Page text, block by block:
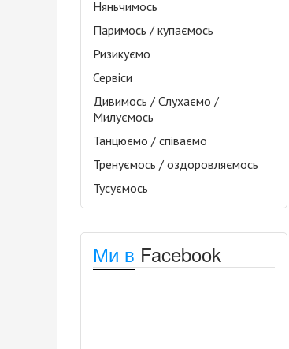
Няньчимось
Паримось / купаємось
Ризикуємо
Сервіси
Дивимось / Слухаємо /
Милуємось
Танцюємо / співаємо
Тренуємось / оздоровляємось
Тусуємось
Ми в Facebook